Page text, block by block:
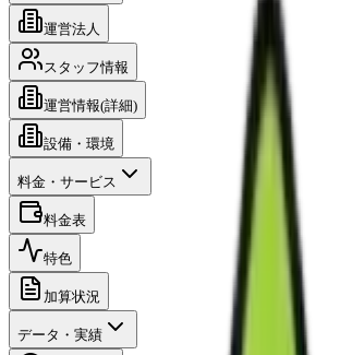
運営法人
スタッフ情報
運営情報(詳細)
設備・環境
料金・サービス
料金表
特色
加算状況
データ・実績